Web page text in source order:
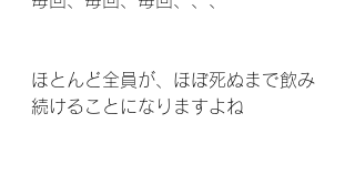
ほとんど全員が、ほぼ死ぬまで飲み
続けることになりますよね